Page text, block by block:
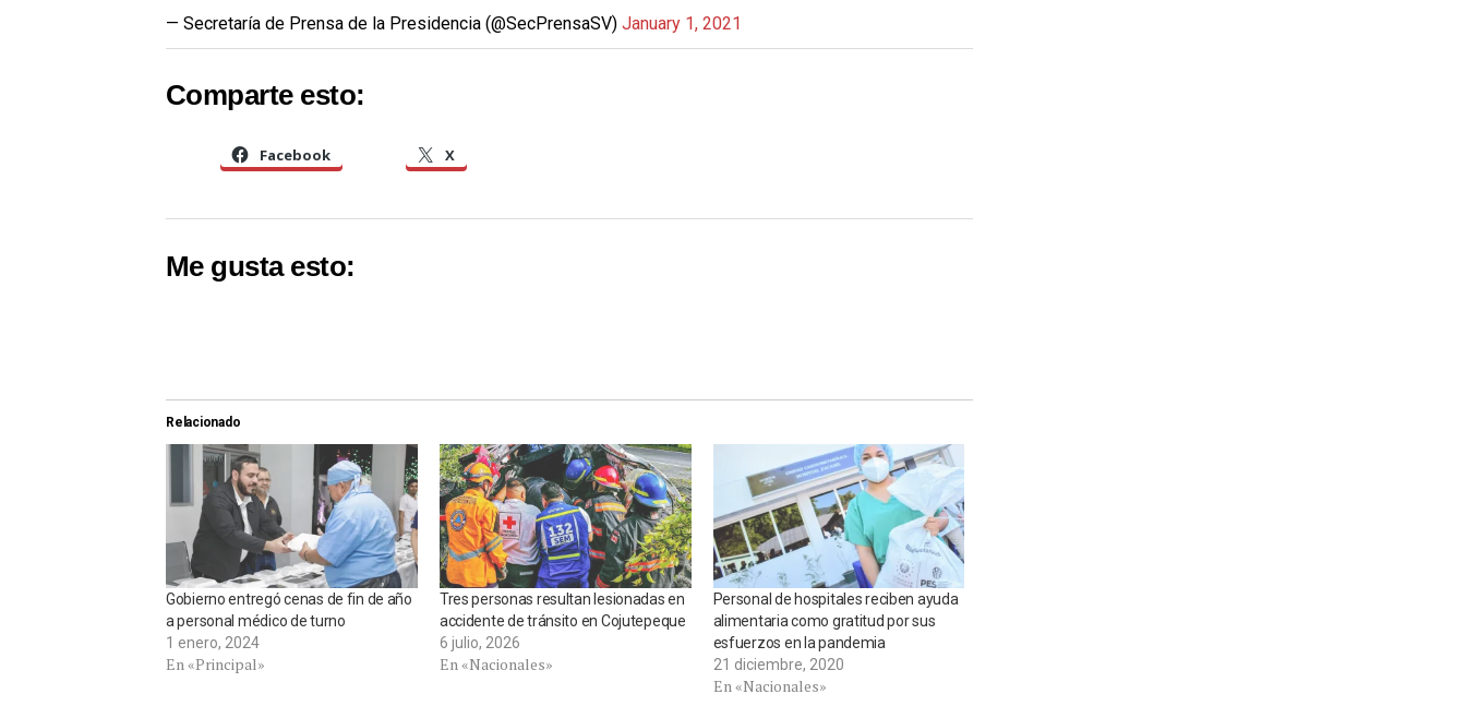
— Secretaría de Prensa de la Presidencia (@SecPrensaSV) January 1, 2021
Comparte esto:
Facebook X
Me gusta esto:
Relacionado
Gobierno entregó cenas de fin de año
a personal médico de turno
1 enero, 2024
En «Principal»
Tres personas resultan lesionadas en
accidente de tránsito en Cojutepeque
6 julio, 2026
En «Nacionales»
Personal de hospitales reciben ayuda
alimentaria como gratitud por sus
esfuerzos en la pandemia
21 diciembre, 2020
En «Nacionales»